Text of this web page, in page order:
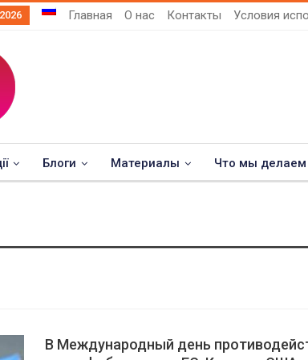
Главная О нас Контакты Условия
Блоги Материалы Что мы делаем
В Международный день